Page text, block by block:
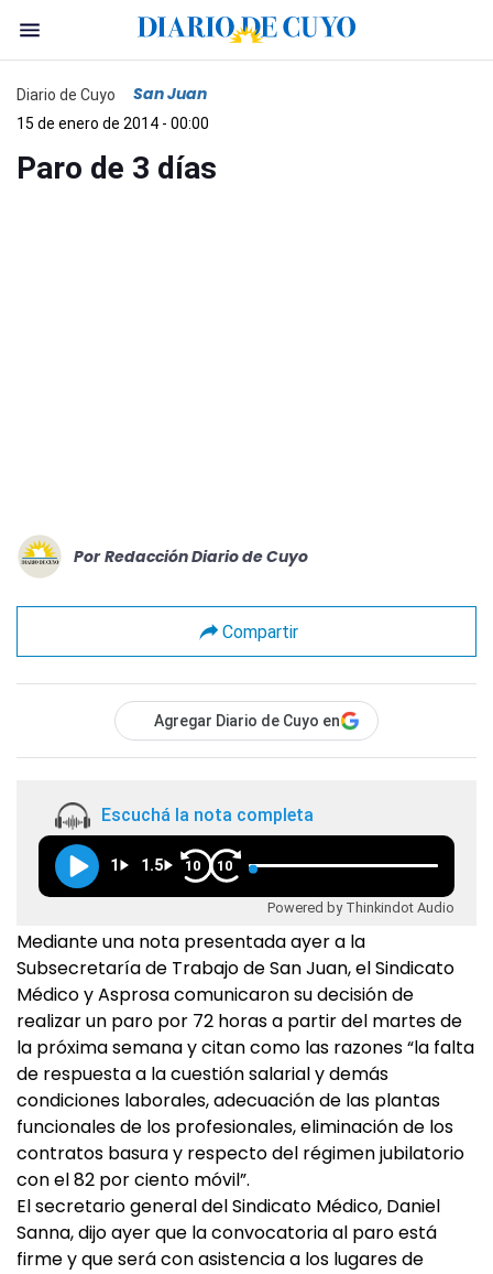
Diario de Cuyo San Juan
15 de enero de 2014 - 00:00
Paro de 3 días
Por Redacción Diario de Cuyo
Compartir
Agregar Diario de Cuyo en
Escuchá la nota completa
1 1.5 10 10
Powered by Thinkindot Audio
Mediante una nota presentada ayer a la
Subsecretaría de Trabajo de San Juan, el Sindicato
Médico y Asprosa comunicaron su decisión de
realizar un paro por 72 horas a partir del martes de
la próxima semana y citan como las razones “la falta
de respuesta a la cuestión salarial y demás
condiciones laborales, adecuación de las plantas
funcionales de los profesionales, eliminación de los
contratos basura y respecto del régimen jubilatorio
con el 82 por ciento móvil”.
El secretario general del Sindicato Médico, Daniel
Sanna, dijo ayer que la convocatoria al paro está
firme y que será con asistencia a los lugares de